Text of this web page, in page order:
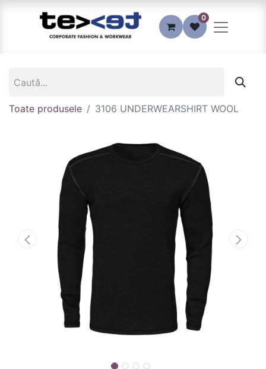
0
Toate produsele 3106 UNDERWEARSHIRT WOOL